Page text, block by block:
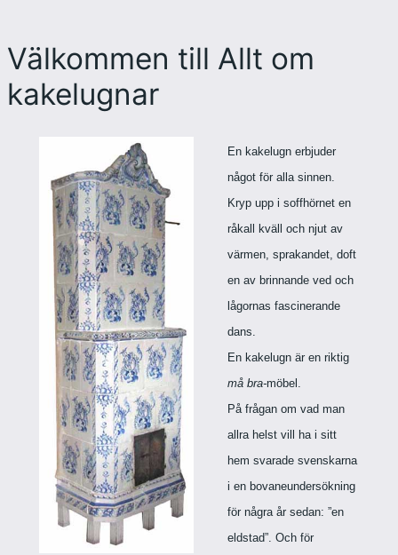
Välkommen till Allt om
kakelugnar
En kakelugn erbjuder
något för alla sinnen.
Kryp upp i soffhörnet en
råkall kväll och njut av
värmen, sprakandet, doft
en av brinnande ved och
lågornas fascinerande
dans.
En kakelugn är en riktig
må bra-möbel.
På frågan om vad man
allra helst vill ha i sitt
hem svarade svenskarna
i en bovaneundersökning
för några år sedan: ”en
eldstad”. Och för